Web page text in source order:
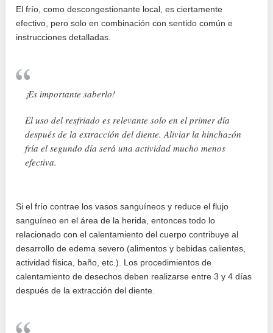
El frío, como descongestionante local, es ciertamente
efectivo, pero solo en combinación con sentido común e
instrucciones detalladas.
¡Es importante saberlo!
El uso del resfriado es relevante solo en el primer día
después de la extracción del diente. Aliviar la hinchazón
fría el segundo día será una actividad mucho menos
efectiva.
Si el frío contrae los vasos sanguíneos y reduce el flujo
sanguíneo en el área de la herida, entonces todo lo
relacionado con el calentamiento del cuerpo contribuye al
desarrollo de edema severo (alimentos y bebidas calientes,
actividad física, baño, etc.). Los procedimientos de
calentamiento de desechos deben realizarse entre 3 y 4 días
después de la extracción del diente.